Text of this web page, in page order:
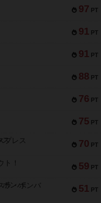
97 PT
91 PT
91 PT
88 PT
76 PT
75 PT
70 PT
プレス
59 PT
ト！
51 PT
ラ・ボンバ